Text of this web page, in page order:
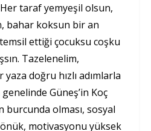
taraf yemyeşil olsun,
bahar koksun bir an
ettiği çocuksu coşku
Tazelenelim,
doğru hızlı adımlarla
Güneş’in Koç
burcunda olması, sosyal
motivasyonu yüksek